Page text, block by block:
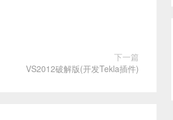
下一篇
VS2012破解版(开发Tekla插件)